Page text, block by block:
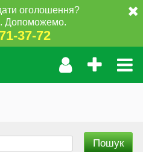
оголошення?
Допоможемо.
37-72